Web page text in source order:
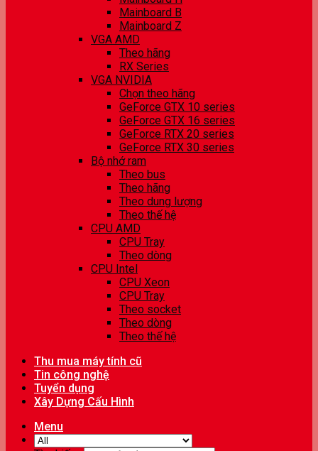
Mainboard B
Mainboard Z
VGA AMD
Theo hãng
RX Series
VGA NVIDIA
Chọn theo hãng
GeForce GTX 10 series
GeForce GTX 16 series
GeForce RTX 20 series
GeForce RTX 30 series
Bộ nhớ ram
Theo bus
Theo hãng
Theo dung lượng
Theo thế hệ
CPU AMD
CPU Tray
Theo dòng
CPU Intel
CPU Xeon
CPU Tray
Theo socket
Theo dòng
Theo thế hệ
Thu mua máy tính cũ
Tin công nghệ
Tuyển dụng
Xây Dựng Cấu Hình
Menu